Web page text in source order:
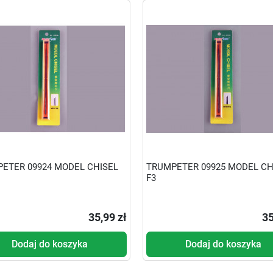
09924 MODEL CHISEL
35,99 zł
Dodaj do koszyka
TRUMPETER 09925 MODEL
F3
Dodaj do koszyka